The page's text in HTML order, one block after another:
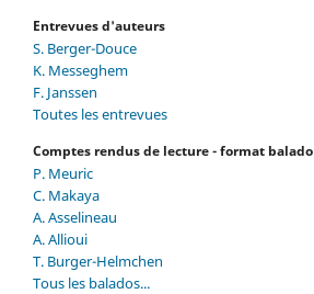
Entrevues d'auteurs
S. Berger-Douce
K. Messeghem
F. Janssen
Toutes les entrevues
Comptes rendus de lecture - format balado
P. Meuric
C. Makaya
A. Asselineau
A. Allioui
T. Burger-Helmchen
Tous les balados...